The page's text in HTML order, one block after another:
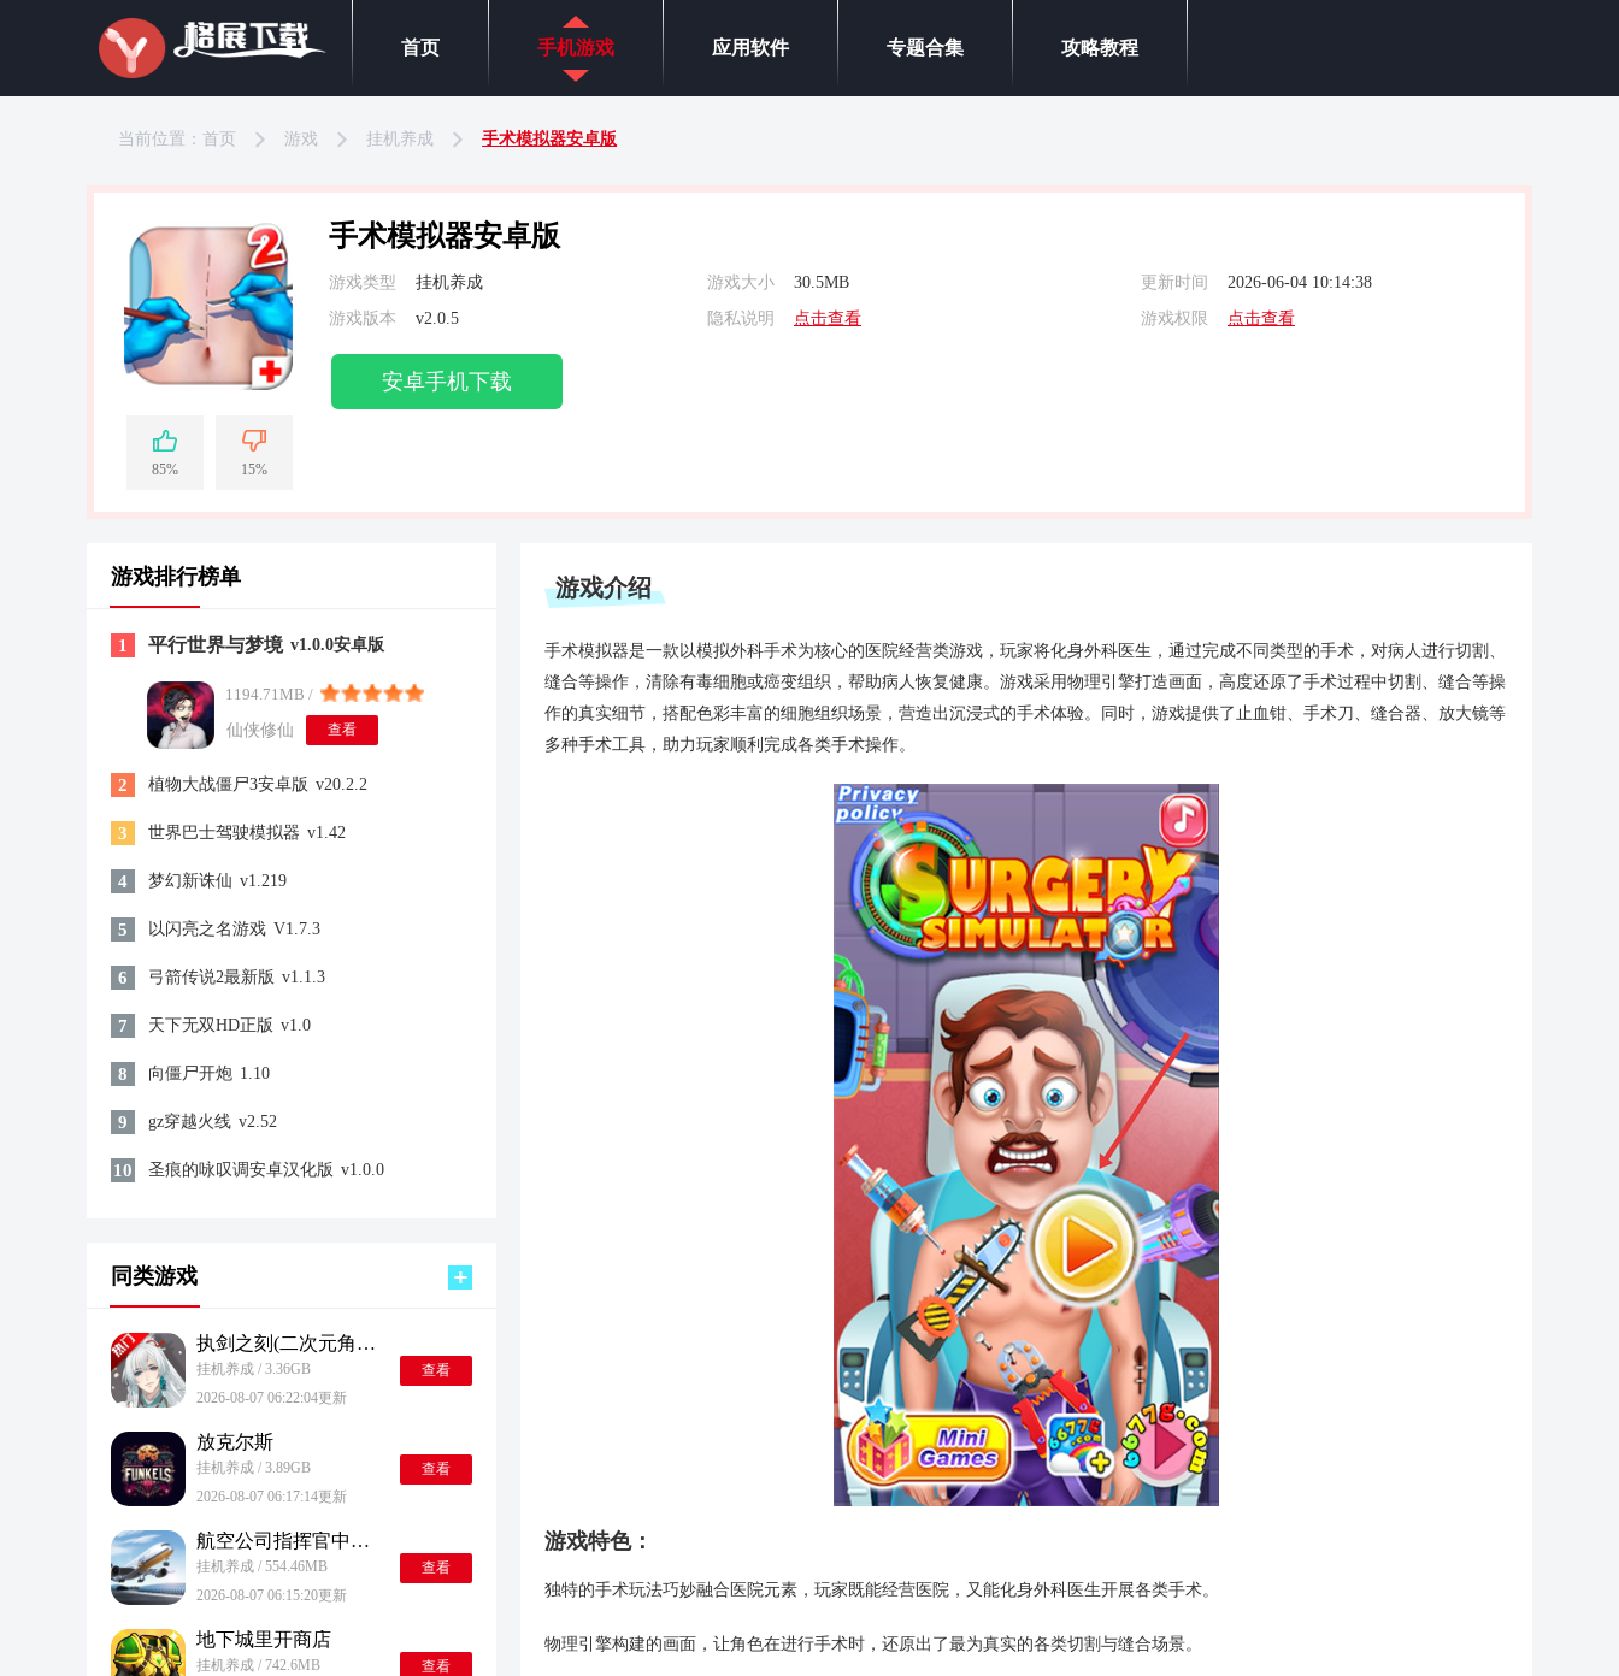
首页 手机游戏 应用软件 专题合集 攻略教程
当前位置： 首页 游戏 挂机养成 手术模拟器安卓版
85% 15%
手术模拟器安卓版
游戏类型 挂机养成 游戏大小 30.5MB 更新时间
2026-06-04 10:14:38
游戏版本
v2.0.5 隐私说明 点击查看 游戏权限 点击查看
安卓手机下载
游戏排行榜单
1 平行世界与梦境 v1.0.0安卓版
1194.71MB /
仙侠修仙
查看
2 植物大战僵尸3安卓版 v20.2.2
3 世界巴士驾驶模拟器 v1.42
4 梦幻新诛仙 v1.219
5 以闪亮之名游戏 V1.7.3
6 弓箭传说2最新版 v1.1.3
7 天下无双HD正版 v1.0
8 向僵尸开炮 1.10
9 gz穿越火线 v2.52
10 圣痕的咏叹调安卓汉化版 v1.0.0
同类游戏
执剑之刻(二次元角色扮演游戏) 安卓版
挂机养成 / 3.36GB
2026-08-07 06:22:04更新
查看
放克尔斯
挂机养成 / 3.89GB
2026-08-07 06:17:14更新
查看
航空公司指挥官中文版
挂机养成 / 554.46MB
2026-08-07 06:15:20更新
查看
地下城里开商店
挂机养成 / 742.6MB
查看
游戏介绍
手术模拟器是一款以模拟外科手术为核心的医院经营类游戏，玩家将化身外科医生，通过完成不同类型的手术，对病人进行切割、
缝合等操作，清除有毒细胞或癌变组织，帮助病人恢复健康。游戏采用物理引擎打造画面，高度还原了手术过程中切割、缝合等操
作的真实细节，搭配色彩丰富的细胞组织场景，营造出沉浸式的手术体验。同时，游戏提供了止血钳、手术刀、缝合器、放大镜等
多种手术工具，助力玩家顺利完成各类手术操作。
游戏特色：
独特的手术玩法巧妙融合医院元素，玩家既能经营医院，又能化身外科医生开展各类手术。
物理引擎构建的画面，让角色在进行手术时，还原出了最为真实的各类切割与缝合场景。